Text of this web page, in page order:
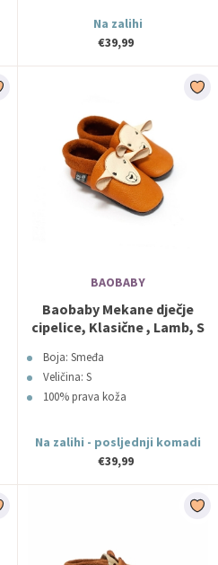
Na zalihi
€39,99
BAOBABY
Baobaby Mekane dječje
cipelice, Klasične , Lamb, S
Boja: Smeđa
Veličina: S
100% prava koža
Na zalihi - posljednji komadi
€39,99